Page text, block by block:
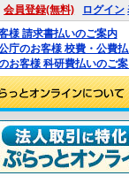
会員登録(無料) ログイン
様 請求書払いのご案内
庁のお客様 校費・公費
お客様 科研費払いのご